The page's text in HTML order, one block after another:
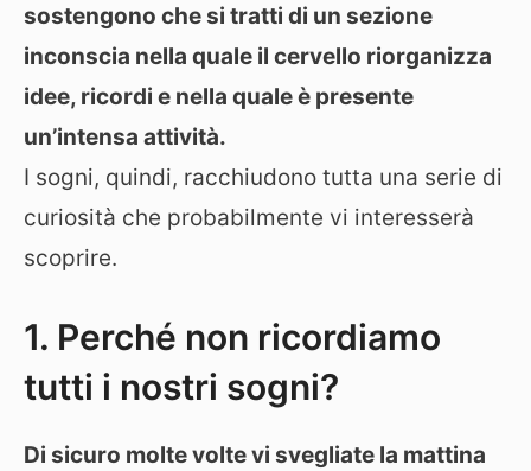
sostengono che si tratti di un sezione
inconscia nella quale il cervello riorganizza
idee, ricordi e nella quale è presente
un’intensa attività.
I sogni, quindi, racchiudono tutta una serie di
curiosità che probabilmente vi interesserà
scoprire.
1. Perché non ricordiamo
tutti i nostri sogni?
Di sicuro molte volte vi svegliate la mattina